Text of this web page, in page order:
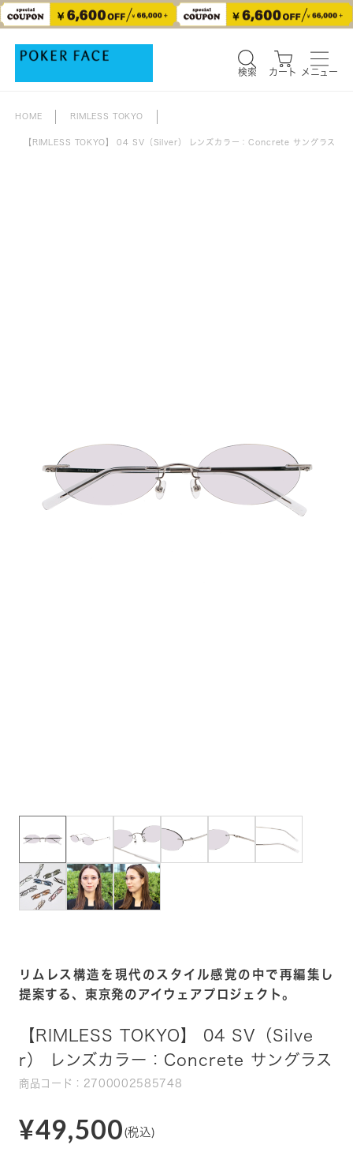
検索 カート メニュー
HOME RIMLESS TOKYO
【RIMLESS TOKYO】 04 SV（Silver） レンズカラー：Concrete サングラス
リムレス構造を現代のスタイル感覚の中で再編集し
提案する、東京発のアイウェアプロジェクト。
【RIMLESS TOKYO】 04 SV（Silve
r） レンズカラー：Concrete サングラス
商品コード：2700002585748
¥49,500 (税込)